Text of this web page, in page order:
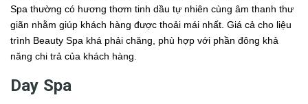
Spa thường có hương thơm tinh dầu tự nhiên cùng âm thanh thư
giãn nhằm giúp khách hàng được thoải mái nhất. Giá cả cho liệu
trình Beauty Spa khá phải chăng, phù hợp với phần đông khả
năng chi trả của khách hàng.
Day Spa